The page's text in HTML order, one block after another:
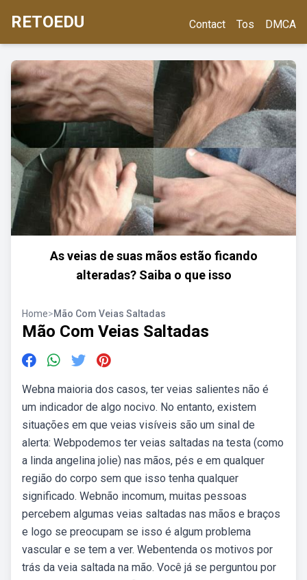
RETOEDU Contact Tos DMCA
As veias de suas mãos estão ficando
alteradas? Saiba o que isso
Home>Mão Com Veias Saltadas
Mão Com Veias Saltadas
Webna maioria dos casos, ter veias salientes não é
um indicador de algo nocivo. No entanto, existem
situações em que veias visíveis são um sinal de
alerta: Webpodemos ter veias saltadas na testa (como
a linda angelina jolie) nas mãos, pés e em qualquer
região do corpo sem que isso tenha qualquer
significado. Webnão incomum, muitas pessoas
percebem algumas veias saltadas nas mãos e braços
e logo se preocupam se isso é algum problema
vascular e se tem a ver. Webentenda os motivos por
trás da veia saltada na mão. Você já se perguntou por